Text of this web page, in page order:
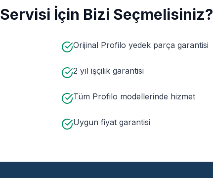
Servisi İçin Bizi Seçmelisiniz?
Orijinal Profilo yedek parça garantisi
2 yıl işçilik garantisi
Tüm Profilo modellerinde hizmet
Uygun fiyat garantisi